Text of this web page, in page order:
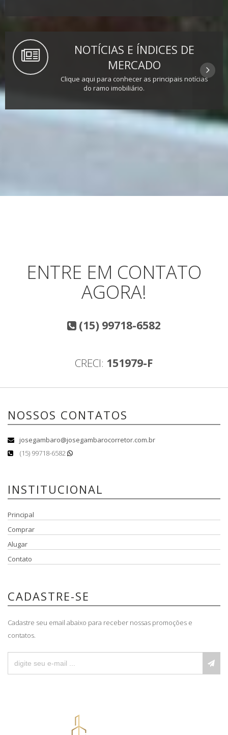
NOTÍCIAS E ÍNDICES DE
MERCADO
Clique aqui para conhecer as principais notícias
do ramo imobiliário.
ENTRE EM CONTATO
AGORA!
(15) 99718-6582
CRECI: 151979-F
NOSSOS CONTATOS
josegambaro@josegambarocorretor.com.br
(15) 99718-6582
INSTITUCIONAL
Principal
Comprar
Alugar
Contato
CADASTRE-SE
Cadastre seu email abaixo para receber nossas promoções e
contatos.